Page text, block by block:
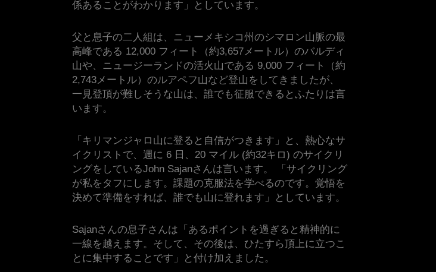
係あることがわかります」としています。
父と息子の二人組は、ニューメキシコ州のシマロン山脈の最
高峰である 12,000 フィート（約3,657メートル）のバルディ
山や、ニュージーランドの活火山である 9,000 フィート（約
2,743メートル）のルアペフ山など登山をしてきましたが、
一見登頂が難しそうな山は、誰でも征服できるとふたりは言
います。
「キリマンジャロ山に登ると自信がつきます」と、熱心なサ
イクリストで、週に 6 日、20 マイル (約32キロ) のサイクリ
ングをしているJohn Sajanさんは言います。 「サイクリング
が私をタフにします。課題の克服法を学べるのです。覚悟を
決めて準備をすれば、誰でも山に登れます」としています。
Sajanさんの息子さんは「あるポイントを過ぎると精神的に
一線を越えます。そして、その後は、ひたすら頂上に立つこ
とに集中することです」と付け加えました。